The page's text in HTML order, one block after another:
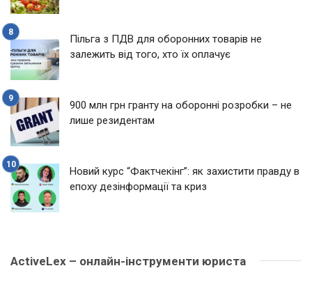
Пільга з ПДВ для оборонних товарів не
залежить від того, хто їх оплачує
900 млн грн гранту на оборонні розробки – не
лише резидентам
Новий курс “Фактчекінг”: як захистити правду в
епоху дезінформації та криз
ActiveLex – онлайн-інструменти юриста